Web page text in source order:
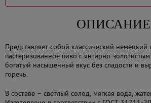
ОПИСАНИЕ
Представляет собой классический немецкий
пастеризованное пиво с янтарно-
богатый насыщенный вкус без сладости и
горечь.
В составе – светлый солод, мягкая вода,